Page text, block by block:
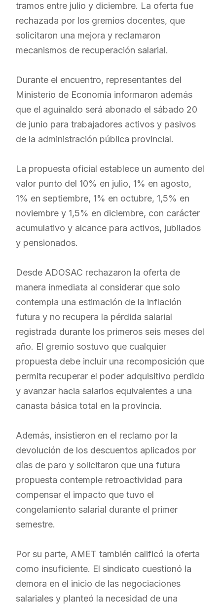
tramos entre julio y diciembre. La oferta fue
rechazada por los gremios docentes, que
solicitaron una mejora y reclamaron
mecanismos de recuperación salarial.
Durante el encuentro, representantes del
Ministerio de Economía informaron además
que el aguinaldo será abonado el sábado 20
de junio para trabajadores activos y pasivos
de la administración pública provincial.
La propuesta oficial establece un aumento del
valor punto del 10% en julio, 1% en agosto,
1% en septiembre, 1% en octubre, 1,5% en
noviembre y 1,5% en diciembre, con carácter
acumulativo y alcance para activos, jubilados
y pensionados.
Desde ADOSAC rechazaron la oferta de
manera inmediata al considerar que solo
contempla una estimación de la inflación
futura y no recupera la pérdida salarial
registrada durante los primeros seis meses del
año. El gremio sostuvo que cualquier
propuesta debe incluir una recomposición que
permita recuperar el poder adquisitivo perdido
y avanzar hacia salarios equivalentes a una
canasta básica total en la provincia.
Además, insistieron en el reclamo por la
devolución de los descuentos aplicados por
días de paro y solicitaron que una futura
propuesta contemple retroactividad para
compensar el impacto que tuvo el
congelamiento salarial durante el primer
semestre.
Por su parte, AMET también calificó la oferta
como insuficiente. El sindicato cuestionó la
demora en el inicio de las negociaciones
salariales y planteó la necesidad de una